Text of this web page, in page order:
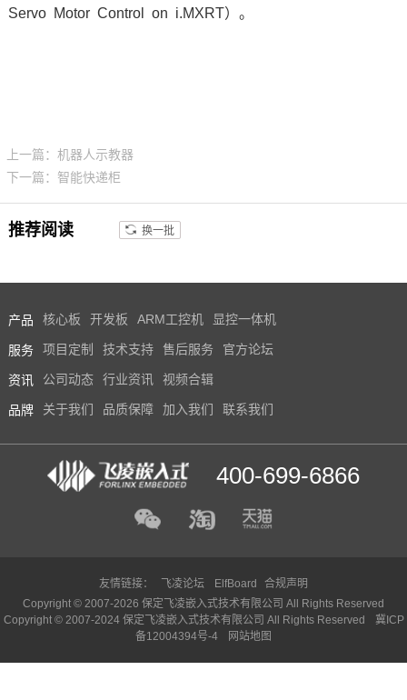
Servo Motor Control on i.MXRT）。
上一篇：机器人示教器
下一篇：智能快递柜
推荐阅读 换一批
产品 核心板 开发板 ARM工控机 显控一体机
服务 项目定制 技术支持 售后服务 官方论坛
资讯 公司动态 行业资讯 视频合辑
品牌 关于我们 品质保障 加入我们 联系我们
400-699-6866
友情链接： 飞凌论坛 ElfBoard
合规声明
Copyright © 2007-2026 保定飞凌嵌入式技术有限公司 All Rights Reserved
Copyright © 2007-2024 保定飞凌嵌入式技术有限公司 All Rights Reserved
冀ICP
备12004394号-4
网站地图